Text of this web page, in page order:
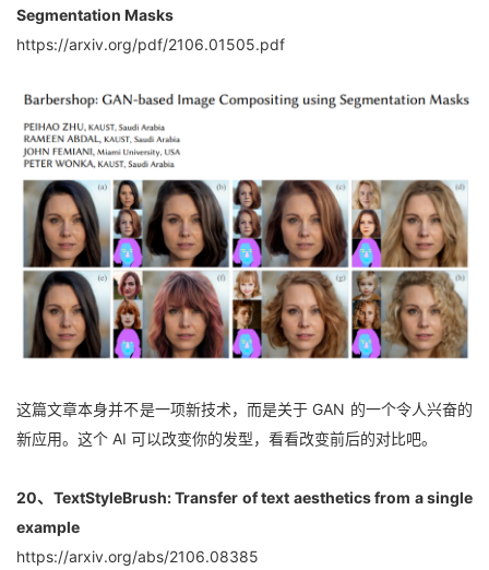
Segmentation Masks
https://arxiv.org/pdf/2106.01505.pdf
这篇文章本身并不是一项新技术，而是关于 GAN 的一个令人兴奋的
新应用。这个 AI 可以改变你的发型，看看改变前后的对比吧。
20、TextStyleBrush: Transfer of text aesthetics from a single
example
https://arxiv.org/abs/2106.08385